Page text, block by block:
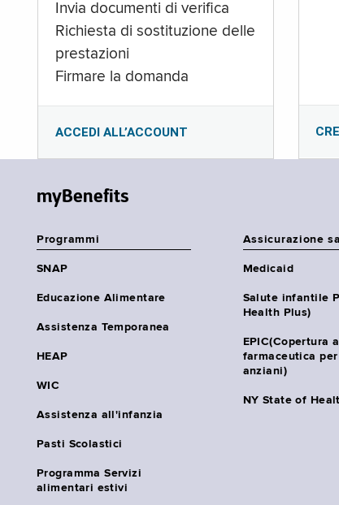
Invia documenti di verifica
Richiesta di sostituzione delle
prestazioni
Firmare la domanda
ACCEDI ALL’ACCOUNT
myBenefits
Programmi
SNAP
Educazione Alimentare
Assistenza Temporanea
HEAP
WIC
Assistenza all'infanzia
Pasti Scolastici
Programma Servizi
alimentari estivi
Assicurazione
Medicaid
Salute infantile
Health Plus)
EPIC(Copertura
farmaceutica
anziani)
NY State of